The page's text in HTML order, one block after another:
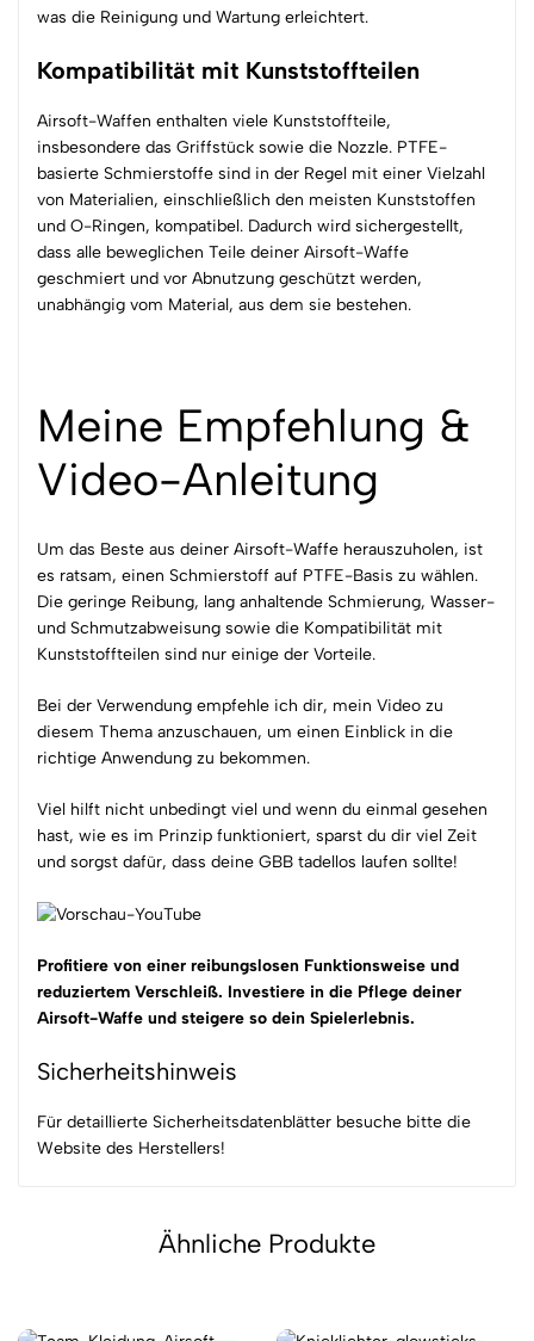
was die Reinigung und Wartung erleichtert.
Kompatibilität mit Kunststoffteilen
Airsoft-Waffen enthalten viele Kunststoffteile,
insbesondere das Griffstück sowie die Nozzle. PTFE-
basierte Schmierstoffe sind in der Regel mit einer Vielzahl
von Materialien, einschließlich den meisten Kunststoffen
und O-Ringen, kompatibel. Dadurch wird sichergestellt,
dass alle beweglichen Teile deiner Airsoft-Waffe
geschmiert und vor Abnutzung geschützt werden,
unabhängig vom Material, aus dem sie bestehen.
Meine Empfehlung &
Video-Anleitung
Um das Beste aus deiner Airsoft-Waffe herauszuholen, ist
es ratsam, einen Schmierstoff auf PTFE-Basis zu wählen.
Die geringe Reibung, lang anhaltende Schmierung, Wasser-
und Schmutzabweisung sowie die Kompatibilität mit
Kunststoffteilen sind nur einige der Vorteile.
Bei der Verwendung empfehle ich dir, mein Video zu
diesem Thema anzuschauen, um einen Einblick in die
richtige Anwendung zu bekommen.
Viel hilft nicht unbedingt viel und wenn du einmal gesehen
hast, wie es im Prinzip funktioniert, sparst du dir viel Zeit
und sorgst dafür, dass deine GBB tadellos laufen sollte!
Profitiere von einer reibungslosen Funktionsweise und
reduziertem Verschleiß. Investiere in die Pflege deiner
Airsoft-Waffe und steigere so dein Spielerlebnis.
Sicherheitshinweis
Für detaillierte Sicherheitsdatenblätter besuche bitte die
Website des Herstellers!
Ähnliche Produkte